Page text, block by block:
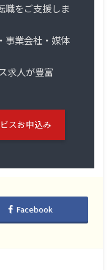
職をご支援しま
事業会社・媒体
求人が豊富
スお申込み
Facebook